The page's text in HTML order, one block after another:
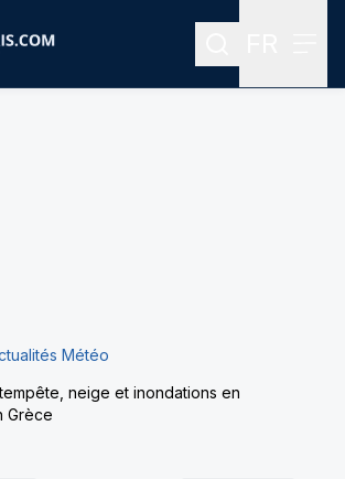
Rechercher
Météo
neige et inondations en
Grèce